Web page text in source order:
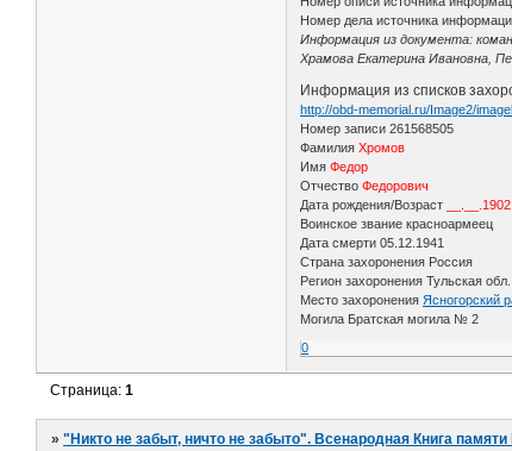
Номер дела источника
Информация из документа:
Храмова Екатерина Ивановна,
Информация из списков
http://obd-memorial.ru/Image2/
Номер записи 261568505
ФамилияХромов
ИмяФедор
ОтчествоФедорович
Дата рождения/Возраст
__.__.1902
Воинское звание красноармеец
Дата смерти 05.12.1941
Страна захоронения Россия
Регион захоронения Тульская обл.
Место захороненияЯсногорский
Могила Братская могила № 2
0
Страница:1
»"Никто не забыт, ничто не забыто". Всенародная Книга памяти